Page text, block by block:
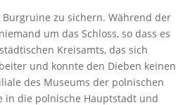
zu sichern. Während der
um das Schloss, so dass es
Kreisamts, das sich
und konnte den Dieben keinen
des Museums der polnischen
in die polnische Hauptstadt und